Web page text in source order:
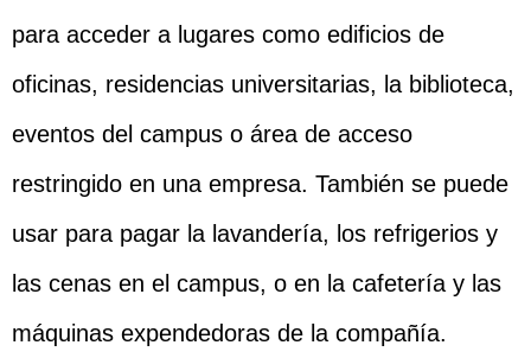
para acceder a lugares como edificios de
oficinas, residencias universitarias, la biblioteca,
eventos del campus o área de acceso
restringido en una empresa. También se puede
usar para pagar la lavandería, los refrigerios y
las cenas en el campus, o en la cafetería y las
máquinas expendedoras de la compañía.